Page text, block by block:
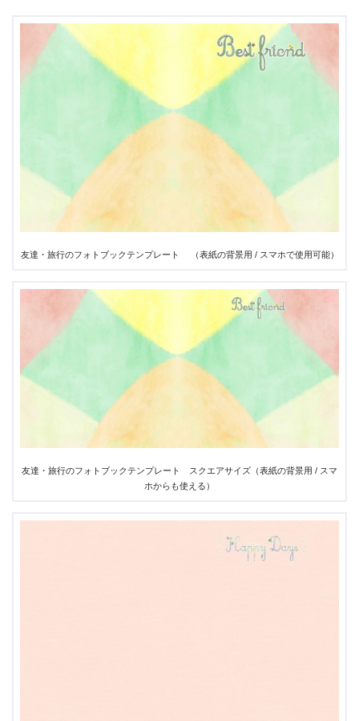
友達・旅行のフォトブックテンプレート （表紙の背景用 / スマホで使用可能）
友達・旅行のフォトブックテンプレート スクエアサイズ（表紙の背景用 / スマ
ホからも使える）